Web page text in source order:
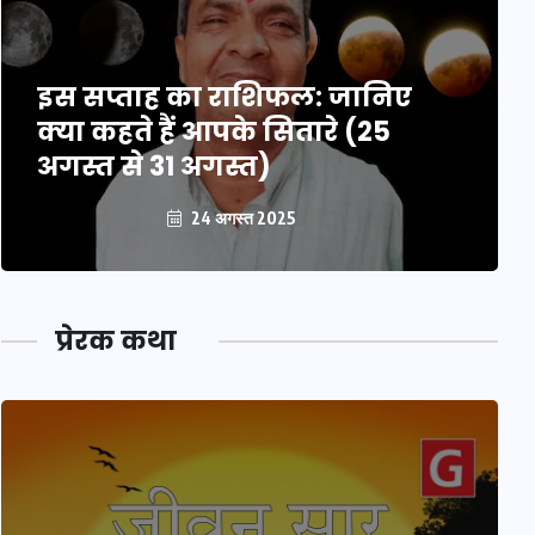
इस सप्ताह का राशिफल: जानिए
क्या कहते हैं आपके सितारे (25
अगस्त से 31 अगस्त)
24 अगस्त 2025
प्रेरक कथा